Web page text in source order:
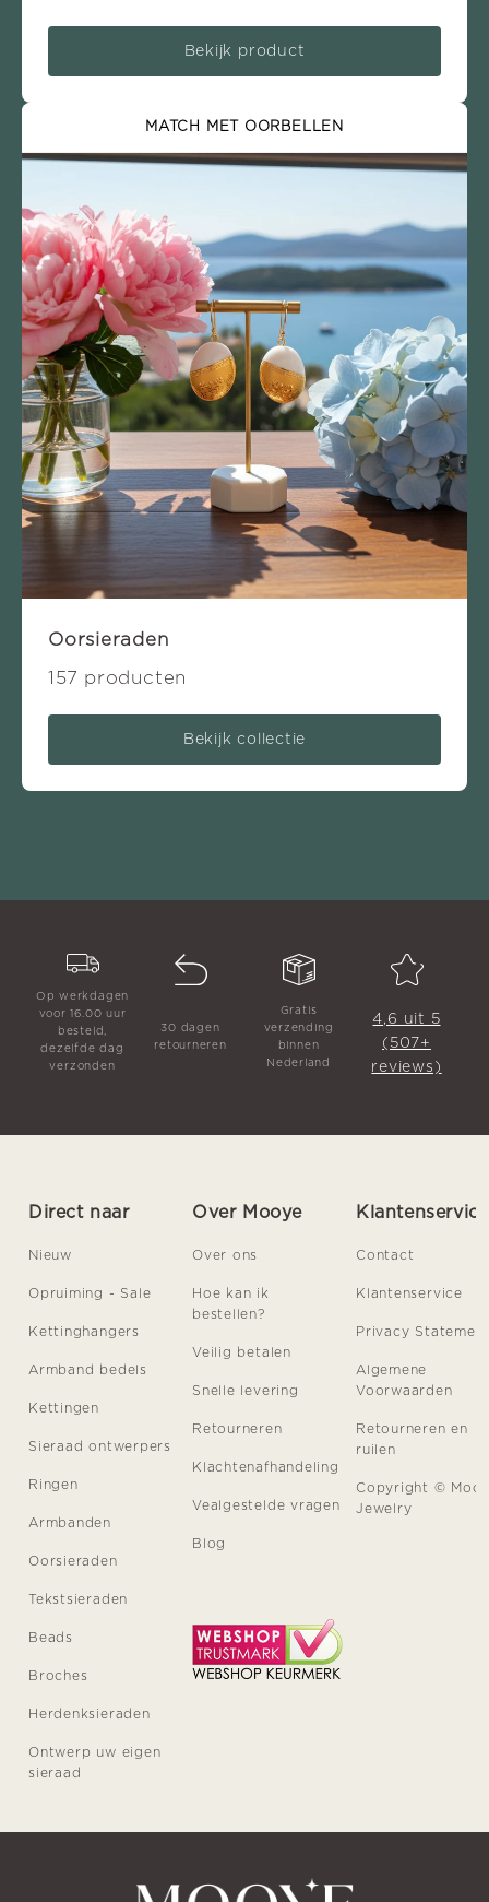
Bekijk product
MATCH MET OORBELLEN
Oorsieraden
157 producten
Bekijk collectie
Op werkdagen
voor 16.00 uur
besteld,
dezelfde dag
verzonden
30 dagen
retourneren
Gratis
verzending
binnen
Nederland
4,6 uit 5
(507+
reviews)
Direct naar
Nieuw
Opruiming - Sale
Kettinghangers
Armband bedels
Kettingen
Sieraad ontwerpers
Ringen
Armbanden
Oorsieraden
Tekstsieraden
Beads
Broches
Herdenksieraden
Ontwerp uw eigen
sieraad
Over Mooye
Over ons
Hoe kan ik
bestellen?
Veilig betalen
Snelle levering
Retourneren
Klachtenafhandeling
Vealgestelde vragen
Blog
Klantenservice
Contact
Klantenservice
Privacy
Algemene
Voorwaarden
Retourneren en
ruilen
Copyright ©
Jewelry